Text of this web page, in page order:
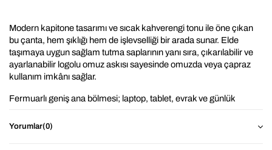
Modern kapitone tasarımı ve sıcak kahverengi tonu ile öne çıkan
bu çanta, hem şıklığı hem de işlevselliği bir arada sunar. Elde
taşımaya uygun sağlam tutma saplarının yanı sıra, çıkarılabilir ve
ayarlanabilir logolu omuz askısı sayesinde omuzda veya çapraz
kullanım imkânı sağlar.
Fermuarlı geniş ana bölmesi; laptop, tablet, evrak ve günlük
yapısı ve sade ama güçlü tasarımıyla iş hayatında, günlük
Yorumlar(0)